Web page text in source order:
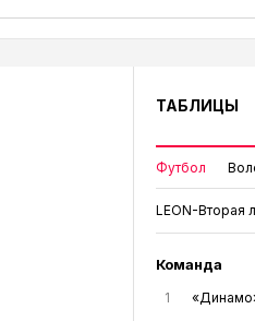
ТАБЛИЦЫ
Футбол
LEON-Вторая
Команда
1